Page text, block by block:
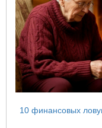
10 финансовых